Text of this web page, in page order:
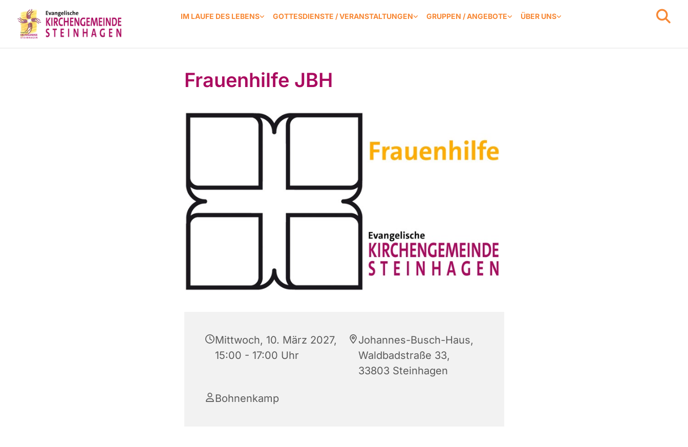
IM LAUFE DES LEBENS GOTTESDIENSTE / VERANSTALTUNGEN GRUPPEN / ANGEBOTE ÜBER UNS
Frauenhilfe JBH
Mittwoch, 10. März 2027,
15:00 - 17:00 Uhr
Johannes-Busch-Haus,
Waldbadstraße 33,
33803 Steinhagen
Bohnenkamp